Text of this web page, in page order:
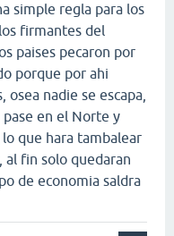
simple regla para los
firmantes del
paises pecaron por
porque por ahi
nadie se escapa,
en el Norte y
que hara tambalear
al fin solo quedaran
de economia saldra